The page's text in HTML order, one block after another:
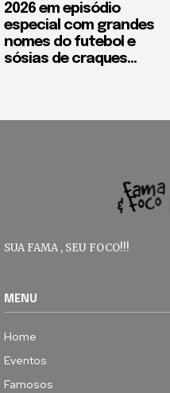
2026 em episódio
especial com grandes
nomes do futebol e
sósias de craques...
SUA FAMA , SEU FOCO!!!
MENU
Home
Eventos
Famosos